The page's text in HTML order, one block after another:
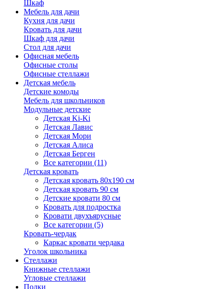
Шкаф
Мебель для дачи
Кухня для дачи
Кровать для дачи
Шкаф для дачи
Стол для дачи
Офисная мебель
Офисные столы
Офисные стеллажи
Детская мебель
Детские комоды
Мебель для школьников
Модульные детские
Детская Ki-Ki
Детская Лавис
Детская Мори
Детская Алиса
Детская Берген
Все категории (11)
Детская кровать
Детская кровать 80х190 см
Детская кровать 90 см
Детские кровати 80 см
Кровать для подростка
Кровати двухъярусные
Все категории (5)
Кровать-чердак
Каркас кровати чердака
Уголок школьника
Стеллажи
Книжные стеллажи
Угловые стеллажи
Полки